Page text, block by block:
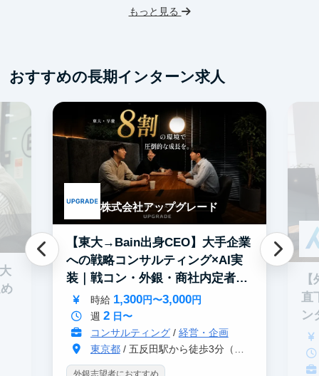
もっと見る
おすすめの長期インターン求人
株式会社アップグレード
【東大→Bain出身CEO】大手企業
への戦略コンサルティング×AI実
装｜戦コン・外銀・商社内定者多
数
時給 1,300円〜3,000円
週 2日〜
コンサルティング/ 経営・企画
東京都/ 五反田駅から徒歩3分（大崎駅から徒歩8分）
外銀志望者におすすめ
直
ン